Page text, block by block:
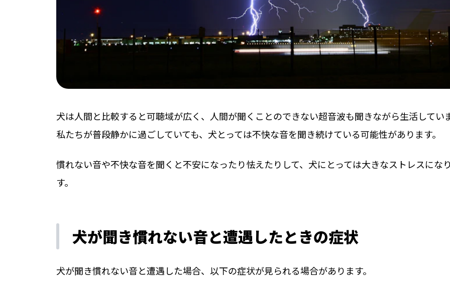
犬は人間と比較すると可聴域が広く、人間が聞くことのできない超音波も聞きながら生活してい
私たちが普段静かに過ごしていても、犬とっては不快な音を聞き続けている可能性があります。
慣れない音や不快な音を聞くと不安になったり怯えたりして、犬にとっては大きなストレスにな
す。
犬が聞き慣れない音と遭遇したときの症状
犬が聞き慣れない音と遭遇した場合、以下の症状が見られる場合があります。